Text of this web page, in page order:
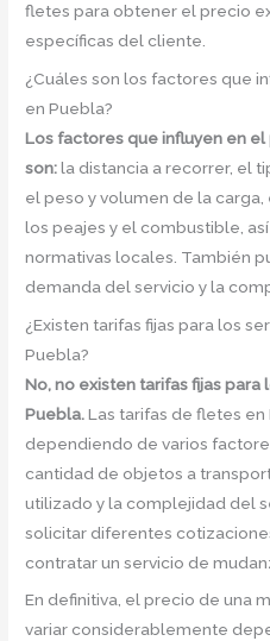
fletes para obtener el precio
específicas del cliente.
¿Cuáles son los factores que
en Puebla?
Los factores que influyen en
son:la distancia a recorrer, el
el peso y volumen de la
los peajes y el combustible,
normativas locales. También
demanda del servicio y la
¿Existen tarifas fijas para los
Puebla?
No, no existen tarifas fijas
Puebla.Las tarifas de fletes
dependiendo de varios
cantidad de objetos a
utilizado y la complejidad del
solicitar diferentes
contratar un servicio de
En definitiva, el precio de una
variar considerablemente